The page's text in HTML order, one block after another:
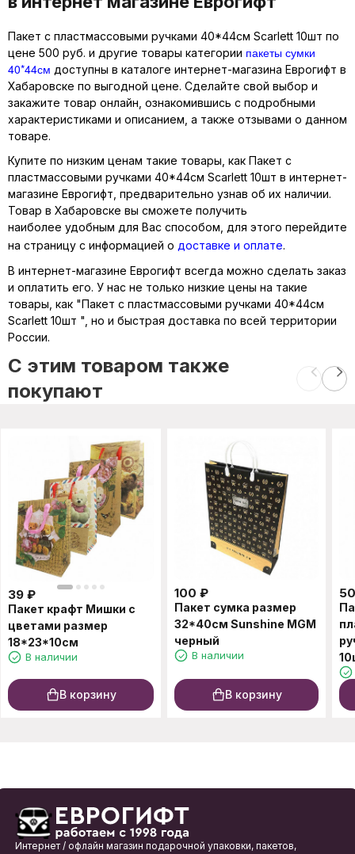
Пакет с пластмассовыми ручками 40*44см Scarlett 10шт по
цене 500 руб. и другие товары категории пакеты сумки
40*44см доступны в каталоге интернет-магазина Еврогифт в
Хабаровске по выгодной цене. Сделайте свой выбор и
закажите товар онлайн, ознакомившись с подробными
характеристиками и описанием, а также отзывами о данном
товаре.
Купите по низким ценам такие товары, как Пакет с
пластмассовыми ручками 40*44см Scarlett 10шт в интернет-
магазине Еврогифт, предварительно узнав об их наличии.
Товар в Хабаровске вы сможете получить
наиболее удобным для Вас способом, для этого перейдите
на страницу с информацией о доставке и оплате.
В интернет-магазине Еврогифт всегда можно сделать заказ
и оплатить его. У нас не только низкие цены на такие
товары, как "Пакет с пластмассовыми ручками 40*44см
Scarlett 10шт ", но и быстрая доставка по всей территории
России.
C этим товаром также
покупают
39 ₽
Пакет крафт Мишки с
цветами размер
18*23*10см
В наличии
В корзину
100 ₽
Пакет сумка размер
32*40см Sunshine MGM
черный
В наличии
В корзину
Интернет / офлайн магазин подарочной упаковки, пакетов,